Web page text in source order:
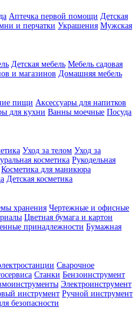
Аптечка первой помощи Детская
и перчатки Украшения Мужская
Детская мебель Мебель садовая
и магазинов Домашняя мебель
пищи Аксессуары для напитков
для кухни Ванны моечные Посуда
Уход за телом Уход за
косметика Рукодельная
Косметика для маникюра
Детская косметика
хранения Чертежные и офисные
Цветная бумага и картон
принадлежности Бумажная
Сварочное
Станки Бензоинструмент
Электроинструмент
инструмент Ручной инструмент
безопасности